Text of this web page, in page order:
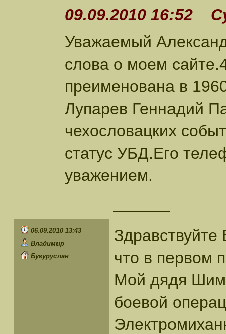
09.09.2010 16:52
Уважаемый
слова о моем
преименована в
Лупарев Геннадий
чехословацких
статус УБД.Его
уважением.
06.09.2010 13:43
Владимир
Бугуруслан
что в первом
Мой дядя
боевой